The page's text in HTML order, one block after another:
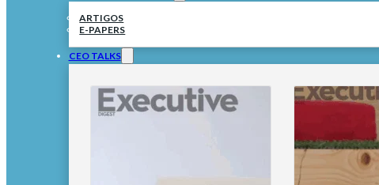
ARTIGOS
E-PAPERS
CEO TALKS